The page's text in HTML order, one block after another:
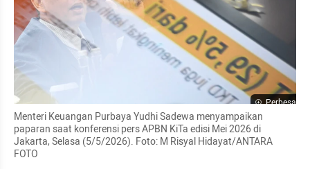
Perbesar
Menteri Keuangan Purbaya Yudhi Sadewa menyampaikan
paparan saat konferensi pers APBN KiTa edisi Mei 2026 di
Jakarta, Selasa (5/5/2026). Foto: M Risyal Hidayat/ANTARA
FOTO